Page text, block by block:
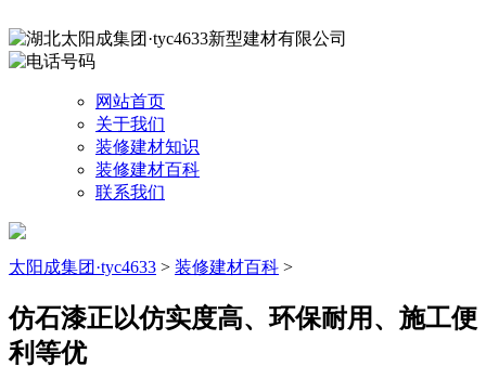
网站首页
关于我们
装修建材知识
装修建材百科
联系我们
太阳成集团·tyc4633 > 装修建材百科 >
仿石漆正以仿实度高、环保耐用、施工便
利等优